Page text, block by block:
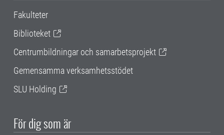
Fakulteter
Biblioteket
Centrumbildningar och samarbetsprojekt
Gemensamma verksamhetsstödet
SLU Holding
För dig som är